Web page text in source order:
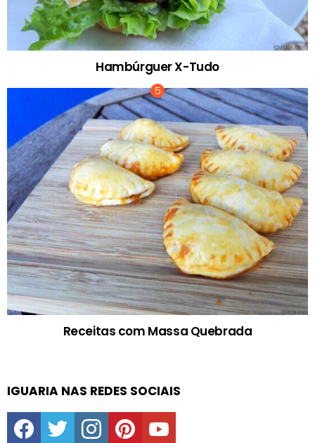
Hambúrguer X-Tudo
Receitas com Massa Quebrada
IGUARIA NAS REDES SOCIAIS
facebooktwitter instagrampinterestyoutube